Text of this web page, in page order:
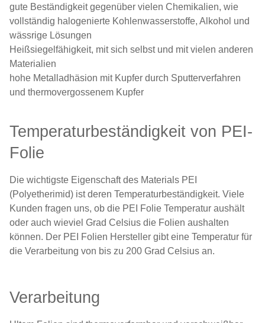
gute Beständigkeit gegenüber vielen Chemikalien, wie
vollständig halogenierte Kohlenwasserstoffe, Alkohol und
wässrige Lösungen
Heißsiegelfähigkeit, mit sich selbst und mit vielen anderen
Materialien
hohe Metalladhäsion mit Kupfer durch Sputterverfahren
und thermovergossenem Kupfer
Temperaturbeständigkeit von PEI-
Folie
Die wichtigste Eigenschaft des Materials PEI
(Polyetherimid) ist deren Temperaturbeständigkeit. Viele
Kunden fragen uns, ob die PEI Folie Temperatur aushält
oder auch wieviel Grad Celsius die Folien aushalten
können. Der PEI Folien Hersteller gibt eine Temperatur für
die Verarbeitung von bis zu 200 Grad Celsius an.
Verarbeitung